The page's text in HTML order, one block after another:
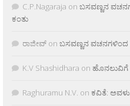
C.P.Nagaraja on ಬಸವಣ್ಣನ
ಕಂತು
ರಾಜೀವ್ on ಬಸವಣ್ಣನ ವಚನಗಳಿಂದ
K.V Shashidhara on ಹೊನಲುವಿಗೆ
Raghuramu N.V. on ಕವಿತೆ: ಅವಳು